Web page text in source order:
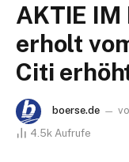
AKTIE
erholt
Citi
boerse.de
4.5k Aufrufe